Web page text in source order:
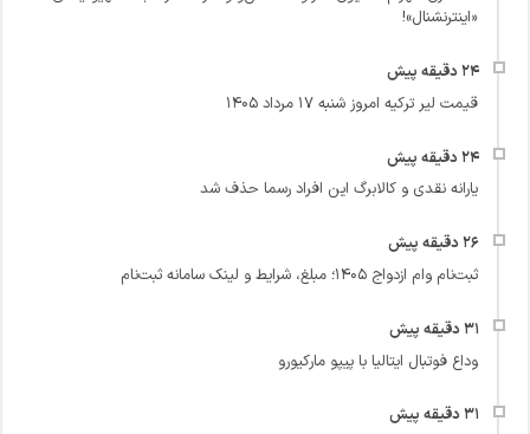
«اینترنشنال»!
قیمت لیر ترکیه امروز شنبه ۱۷ مرداد ۱۴۰۵
یارانه نقدی و کالابرگ این افراد رسما حذف شد
ثبت‌نام وام ازدواج ۱۴۰۵؛ مبلغ، شرایط و لینک سامانه ثبت‌نام
وداع فوتبال ایتالیا با پیپو مارکیورو